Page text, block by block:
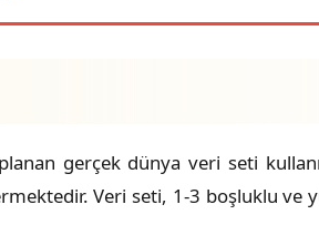
gerçek dünya veri seti
Veri seti, 1-3 boşluklu